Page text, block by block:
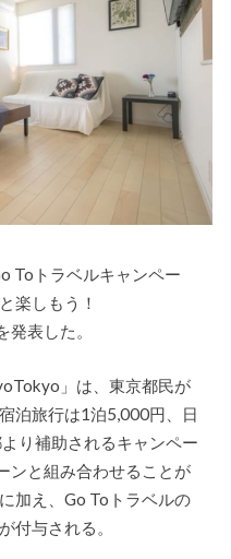
Toトラベルキャンペー
楽しもう！
表した。
」は、東京都民が
泊旅行は1泊5,000円、日
り補助されるキャンペー
ンと組み合わせることが
加え、Go Toトラベルの
付与される。